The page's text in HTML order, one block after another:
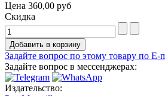
Цена 360,00 руб
Скидка
Задайте вопрос по этому товару по E-
Задайте вопрос в мессенджерах:
Издательство: